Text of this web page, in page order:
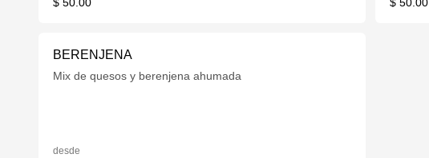
BERENJENA
Mix de quesos y berenjena ahumada
desde